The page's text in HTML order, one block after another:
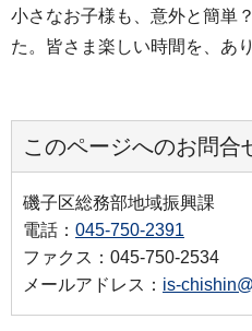
小さなお子様も、意外と簡単
た。皆さま楽しい時間を、あ
このページへのお問合
磯子区総務部地域振興課
電話： 045-750-2391
ファクス：045-750-2534
メールアドレス： is-